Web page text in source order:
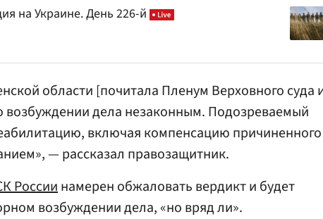
на Украине. День 226-й
области [почитала Пленум Верховного суда
возбуждении дела незаконным. Подозреваемый
включая компенсацию причиненного
— рассказал правозащитник.
Россиинамерен обжаловать вердикт и будет
возбуждении дела, «но вряд ли».